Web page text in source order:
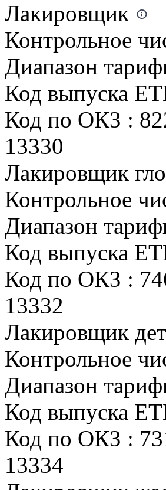
Лакировщик
Контрольное
Диапазон
Код выпуска
Код по ОКЗ :
13330
Лакировщик
Контрольное
Диапазон
Код выпуска
Код по ОКЗ :
13332
Лакировщик
Контрольное
Диапазон
Код выпуска
Код по ОКЗ :
13334